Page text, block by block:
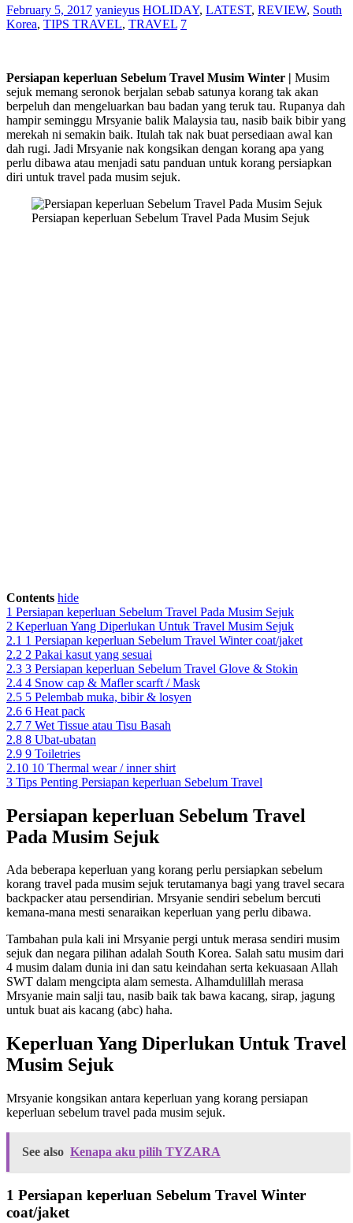
February 5, 2017 yanieyus HOLIDAY, LATEST, REVIEW, South
Korea, TIPS TRAVEL, TRAVEL 7
Persiapan keperluan Sebelum Travel Musim Winter | Musim
sejuk memang seronok berjalan sebab satunya korang tak akan
berpeluh dan mengeluarkan bau badan yang teruk tau. Rupanya dah
hampir seminggu Mrsyanie balik Malaysia tau, nasib baik bibir yang
merekah ni semakin baik. Itulah tak nak buat persediaan awal kan
dah rugi. Jadi Mrsyanie nak kongsikan dengan korang apa yang
perlu dibawa atau menjadi satu panduan untuk korang persiapkan
diri untuk travel pada musim sejuk.
Persiapan keperluan Sebelum Travel Pada Musim Sejuk
Contents hide
1 Persiapan keperluan Sebelum Travel Pada Musim Sejuk
2 Keperluan Yang Diperlukan Untuk Travel Musim Sejuk
2.1 1 Persiapan keperluan Sebelum Travel Winter coat/jaket
2.2 2 Pakai kasut yang sesuai
2.3 3 Persiapan keperluan Sebelum Travel Glove & Stokin
2.4 4 Snow cap & Mafler scarft / Mask
2.5 5 Pelembab muka, bibir & losyen
2.6 6 Heat pack
2.7 7 Wet Tissue atau Tisu Basah
2.8 8 Ubat-ubatan
2.9 9 Toiletries
2.10 10 Thermal wear / inner shirt
3 Tips Penting Persiapan keperluan Sebelum Travel
Persiapan keperluan Sebelum Travel
Pada Musim Sejuk
Ada beberapa keperluan yang korang perlu persiapkan sebelum
korang travel pada musim sejuk terutamanya bagi yang travel secara
backpacker atau persendirian. Mrsyanie sendiri sebelum bercuti
kemana-mana mesti senaraikan keperluan yang perlu dibawa.
Tambahan pula kali ini Mrsyanie pergi untuk merasa sendiri musim
sejuk dan negara pilihan adalah South Korea. Salah satu musim dari
4 musim dalam dunia ini dan satu keindahan serta kekuasaan Allah
SWT dalam mengcipta alam semesta. Alhamdulillah merasa
Mrsyanie main salji tau, nasib baik tak bawa kacang, sirap, jagung
untuk buat ais kacang (abc) haha.
Keperluan Yang Diperlukan Untuk Travel
Musim Sejuk
Mrsyanie kongsikan antara keperluan yang korang persiapan
keperluan sebelum travel pada musim sejuk.
See also Kenapa aku pilih TYZARA
1 Persiapan keperluan Sebelum Travel Winter
coat/jaket